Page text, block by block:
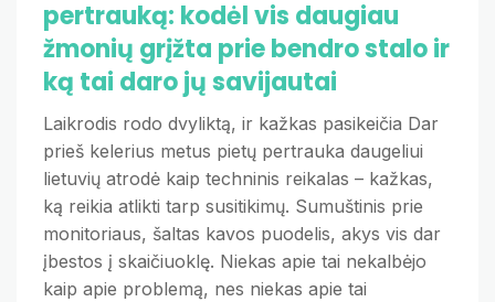
pertrauką: kodėl vis daugiau
žmonių grįžta prie bendro stalo ir
ką tai daro jų savijautai
Laikrodis rodo dvyliktą, ir kažkas pasikeičia Dar
prieš kelerius metus pietų pertrauka daugeliui
lietuvių atrodė kaip techninis reikalas – kažkas,
ką reikia atlikti tarp susitikimų. Sumuštinis prie
monitoriaus, šaltas kavos puodelis, akys vis dar
įbestos į skaičiuoklę. Niekas apie tai nekalbėjo
kaip apie problemą, nes niekas apie tai